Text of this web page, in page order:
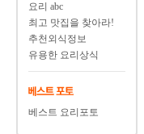
요리 abc
최고 맛집을 찾아라!
추천외식정보
유용한 요리상식
베스트 요리포토